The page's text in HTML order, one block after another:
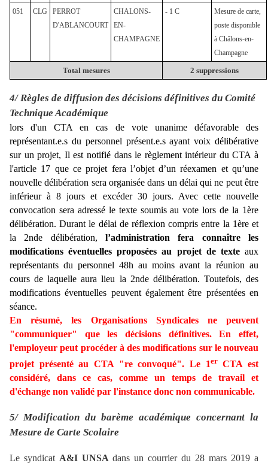
051 CLG
PERROT
D'ABLANCOURT
CHALONS-
EN-
CHAMPAGNE
- 1 C
Mesure de carte,
poste disponible
à Châlons-en-
Champagne
Total mesures 2 suppressions
4/ Règles de diffusion des décisions définitives du Comité
Technique Académique
lors d'un CTA en cas de vote unanime défavorable des
représentant.e.s du personnel présent.e.s ayant voix délibérative
sur un projet, Il est notifié dans le règlement intérieur du CTA à
l'article 17 que ce projet fera l’objet d’un réexamen et qu’une
nouvelle délibération sera organisée dans un délai qui ne peut être
inférieur à 8 jours et excéder 30 jours. Avec cette nouvelle
convocation sera adressé le texte soumis au vote lors de la 1ère
délibération. Durant le délai de réflexion compris entre la 1ère et
la 2nde délibération, l’administration fera connaître les
modifications éventuelles proposées au projet de texteaux
représentants du personnel 48h au moins avant la réunion au
cours de laquelle aura lieu la 2nde délibération. Toutefois, des
modifications éventuelles peuvent également être présentées en
séance.
En résumé, les Organisations Syndicales ne peuvent
"communiquer" que les décisions définitives. En effet,
l'employeur peut procéder à des modifications sur le nouveau
projet présenté au CTA "re convoqué". Le 1erCTA est
considéré, dans ce cas, comme un temps de travail et
d'échange non validé par l'instance donc non communicable.
5/ Modification du barème académique concernant la
Mesure de Carte Scolaire
Le syndicat A&I UNSA dans un courrier du 28 mars 2019 a